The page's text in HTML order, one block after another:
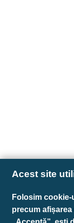
Acest site
Folosim
precum